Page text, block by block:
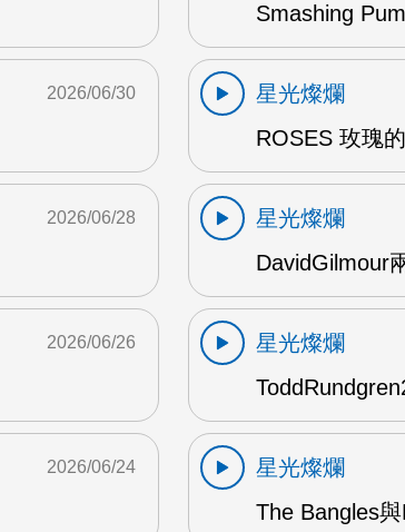
Smashing
2026/06/30
星光燦爛
ROSES 玫瑰
2026/06/28
星光燦爛
DavidGilmour
2026/06/26
星光燦爛
2026/06/24
星光燦爛
The Bangles